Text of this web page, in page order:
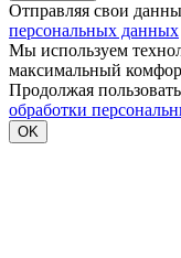
Отправляя свои
персональных данных
Мы используем
максимальный
Продолжая
обработки